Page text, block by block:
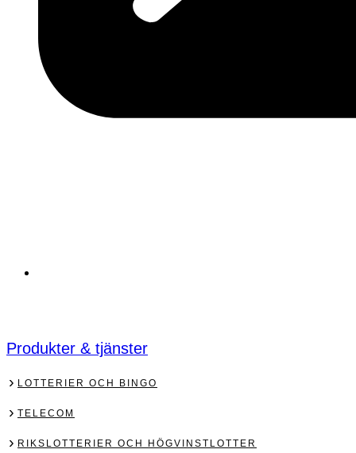
Produkter & tjänster
LOTTERIER OCH BINGO
TELECOM
RIKSLOTTERIER OCH HÖGVINSTLOTTER